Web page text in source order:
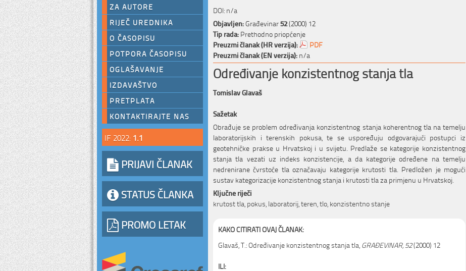
ZA AUTORE
RIJEČ UREDNIKA
O ČASOPISU
POTPORA ČASOPISU
OGLAŠAVANJE
IZDAVAŠTVO
PRETPLATA
KONTAKTIRAJTE NAS
IF 2022: 1.1
PRIJAVI ČLANAK
STATUS ČLANKA
PROMO LETAK
DOI: n/a
Objavljen:Građevinar52(2000) 12
Tip rada:Prethodno priopćenje
Preuzmi članak (HR verzija):
PDF
Preuzmi članak (EN verzija):n/a
Određivanje konzistentnog stanja tla
Tomislav Glavaš
Sažetak
Obrađuje se problem određivanja konzistentnog stanja koherentnog tla na temelju
laboratorijskih i terenskih pokusa, te se uspoređuju odgovarajući postupci iz
geotehničke prakse u Hrvatskoj i u svijetu. Predlaže se kategorije konzistentnog
stanja tla vezati uz indeks konzistencije, a da kategorije određene na temelju
nedrenirane čvrstoće tla označavaju kategorije krutosti tla. Predložen je mogući
sustav kategorizacije konzistentnog stanja i krutosti tla za primjenu u Hrvatskoj.
Ključne riječi
krutost tla, pokus, laboratorij, teren, tlo, konzistentno stanje
KAKO CITIRATI OVAJ ČLANAK:
Glavaš, T.: Određivanje konzistentnog stanja tla, GRAĐEVINAR, 52(2000) 12
ILI: